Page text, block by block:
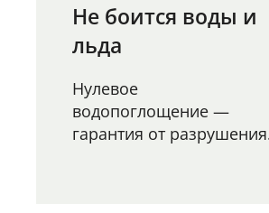
Не боится воды и
льда
Нулевое
водопоглощение —
гарантия от